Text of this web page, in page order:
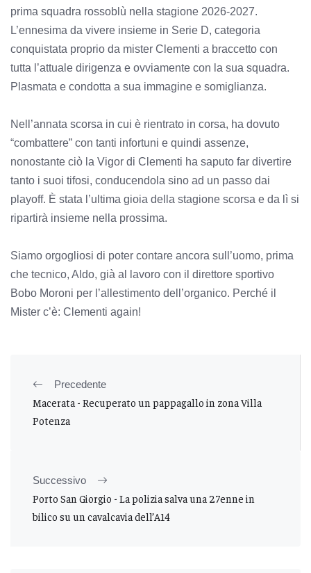
prima squadra rossoblù nella stagione 2026-2027.
L’ennesima da vivere insieme in Serie D, categoria
conquistata proprio da mister Clementi a braccetto con
tutta l’attuale dirigenza e ovviamente con la sua squadra.
Plasmata e condotta a sua immagine e somiglianza.
Nell’annata scorsa in cui è rientrato in corsa, ha dovuto
“combattere” con tanti infortuni e quindi assenze,
nonostante ciò la Vigor di Clementi ha saputo far divertire
tanto i suoi tifosi, conducendola sino ad un passo dai
playoff. È stata l’ultima gioia della stagione scorsa e da lì si
ripartirà insieme nella prossima.
Siamo orgogliosi di poter contare ancora sull’uomo, prima
che tecnico, Aldo, già al lavoro con il direttore sportivo
Bobo Moroni per l’allestimento dell’organico. Perché il
Mister c’è: Clementi again!
Precedente
Macerata - Recuperato un pappagallo in zona Villa
Potenza
Successivo
Porto San Giorgio - La polizia salva una 27enne in
bilico su un cavalcavia dell’A14